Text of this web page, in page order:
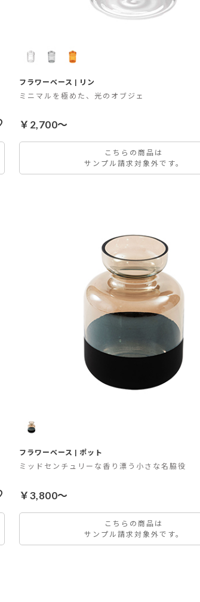
フラワーベース | リン
ミニマルを極めた、光のオブジェ
￥2,700～
こちらの商品は
サンプル請求対象外です。
フラワーベース | ポット
ミッドセンチュリーな香り漂う小さな名脇役
￥3,800～
こちらの商品は
サンプル請求対象外です。